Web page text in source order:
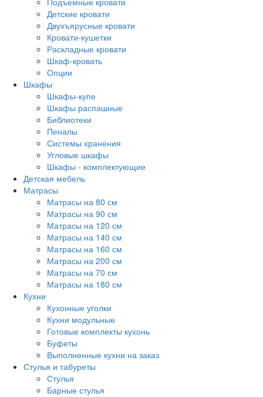
Детские кровати
Двухъярусные кровати
Кровати-кушетки
Раскладные кровати
Шкаф-кровать
Опции
Шкафы
Шкафы-купе
Шкафы распашные
Библиотеки
Пеналы
Системы хранения
Угловые шкафы
Шкафы - комплектующие
Детская мебель
Матрасы
Матрасы на 80 см
Матрасы на 90 см
Матрасы на 120 см
Матрасы на 140 см
Матрасы на 160 см
Матрасы на 200 см
Матрасы на 70 см
Матрасы на 180 см
Кухни
Кухонные уголки
Кухни модульные
Готовые комплекты кухонь
Буфеты
Выполненные кухни на заказ
Стулья и табуреты
Стулья
Барные стулья